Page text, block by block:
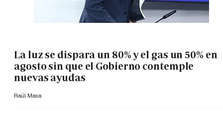
La luz se dispara un 80% y el gas un 50% en
agosto sin que el Gobierno contemple
nuevas ayudas
Raúl Masa